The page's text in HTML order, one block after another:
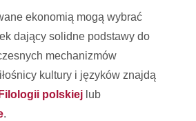
ekonomią mogą wybrać
dający solidne podstawy do
mechanizmów
kultury i języków znajdą
Filologii polskiej lub
.